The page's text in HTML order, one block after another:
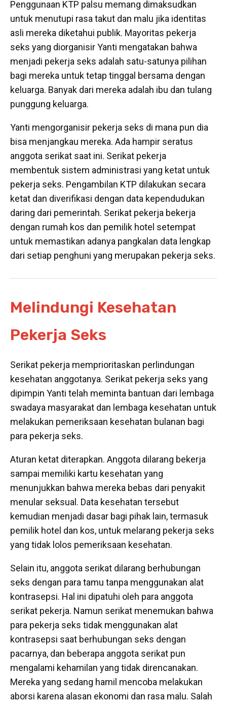
Penggunaan KTP palsu memang dimaksudkan
untuk menutupi rasa takut dan malu jika identitas
asli mereka diketahui publik. Mayoritas pekerja
seks yang diorganisir Yanti mengatakan bahwa
menjadi pekerja seks adalah satu-satunya pilihan
bagi mereka untuk tetap tinggal bersama dengan
keluarga. Banyak dari mereka adalah ibu dan tulang
punggung keluarga.
Yanti mengorganisir pekerja seks di mana pun dia
bisa menjangkau mereka. Ada hampir seratus
anggota serikat saat ini. Serikat pekerja
membentuk sistem administrasi yang ketat untuk
pekerja seks. Pengambilan KTP dilakukan secara
ketat dan diverifikasi dengan data kependudukan
daring dari pemerintah. Serikat pekerja bekerja
dengan rumah kos dan pemilik hotel setempat
untuk memastikan adanya pangkalan data lengkap
dari setiap penghuni yang merupakan pekerja seks.
Melindungi Kesehatan
Pekerja Seks
Serikat pekerja memprioritaskan perlindungan
kesehatan anggotanya. Serikat pekerja seks yang
dipimpin Yanti telah meminta bantuan dari lembaga
swadaya masyarakat dan lembaga kesehatan untuk
melakukan pemeriksaan kesehatan bulanan bagi
para pekerja seks.
Aturan ketat diterapkan. Anggota dilarang bekerja
sampai memiliki kartu kesehatan yang
menunjukkan bahwa mereka bebas dari penyakit
menular seksual. Data kesehatan tersebut
kemudian menjadi dasar bagi pihak lain, termasuk
pemilik hotel dan kos, untuk melarang pekerja seks
yang tidak lolos pemeriksaan kesehatan.
Selain itu, anggota serikat dilarang berhubungan
seks dengan para tamu tanpa menggunakan alat
kontrasepsi. Hal ini dipatuhi oleh para anggota
serikat pekerja. Namun serikat menemukan bahwa
para pekerja seks tidak menggunakan alat
kontrasepsi saat berhubungan seks dengan
pacarnya, dan beberapa anggota serikat pun
mengalami kehamilan yang tidak direncanakan.
Mereka yang sedang hamil mencoba melakukan
aborsi karena alasan ekonomi dan rasa malu. Salah